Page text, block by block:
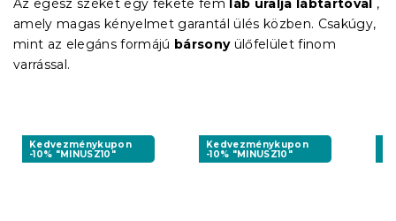
Az egész széket egy fekete fém láb uralja lábtartóval ,
amely magas kényelmet garantál ülés közben. Csakúgy,
mint az elegáns formájú bársonyülőfelület finom
varrással.
Kedvezménykupon
-10% "MINUSZ10"
Kedvezménykupon
-10% "MINUSZ10"